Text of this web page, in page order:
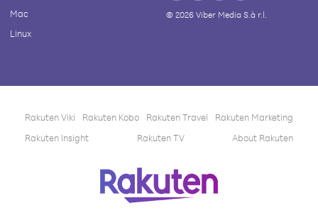
Mac
Linux
© 2026Viber Media S.à r.l.
Rakuten Viki Rakuten Kobo Rakuten Travel
Rakuten Marketing
Rakuten Insight
Rakuten TV About Rakuten